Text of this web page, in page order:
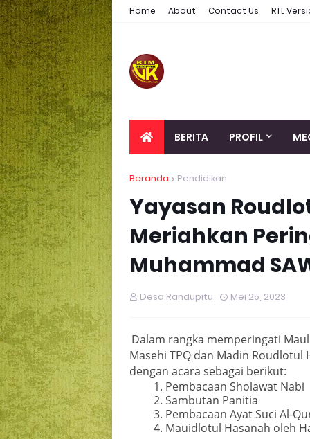
Home About Contact Us RTL
BERITA PROFIL
Beranda Pendidikan
Yayasan
Meriahkan
Muhammad
Desa Randupitu Mei 25, 2023
Dalam rangka memperingati
Masehi TPQ dan Madin
dengan acara sebagai berikut:
Pembacaan Sholawat Nabi
Sambutan Panitia
Pembacaan Ayat Suci Al-
Mauidlotul Hasanah oleh